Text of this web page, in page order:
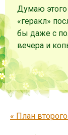
Думаю этого
«геракл»
бы даже с
вечера и
Запись
« План